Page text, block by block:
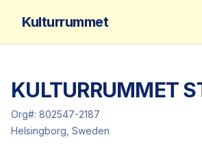
Kulturrummet
KULTURRUMMET
Org#: 802547-2187
Helsingborg, Sweden